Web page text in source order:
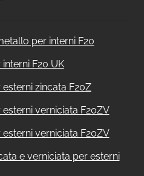
per interni F20
F20 UK
zincata F20Z
verniciata F20ZV
verniciata F20ZV
e verniciata per esterni